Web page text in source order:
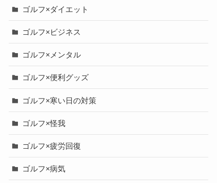
ゴルフ×ダイエット
ゴルフ×ビジネス
ゴルフ×メンタル
ゴルフ×便利グッズ
ゴルフ×寒い日の対策
ゴルフ×怪我
ゴルフ×疲労回復
ゴルフ×病気